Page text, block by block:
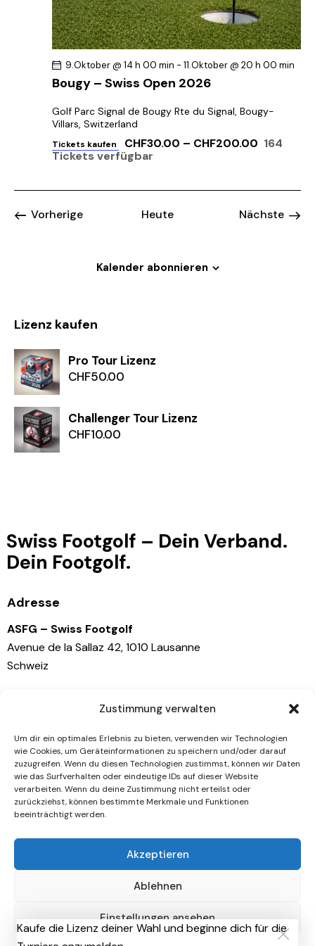
Zustimmung verwalten
Um dir ein optimales Erlebnis zu bieten, verwenden wir Technologien
wie Cookies, um Geräteinformationen zu speichern und/oder darauf
zuzugreifen. Wenn du diesen Technologien zustimmst, können wir Daten
wie das Surfverhalten oder eindeutige IDs auf dieser Website
verarbeiten. Wenn du deine Zustimmung nicht erteilst oder
zurückziehst, können bestimmte Merkmale und Funktionen
beeinträchtigt werden.
Akzeptieren
Ablehnen
Einstellungen ansehen
Bougy – Swiss Open 2026
9.Oktober @ 14 h 00 min - 11.Oktober @ 20 h 00 min
Golf Parc Signal de Bougy Rte du Signal, Bougy-
Villars, Switzerland
Tickets kaufen CHF30.00 – CHF200.00 164
Tickets verfügbar
VorherigeVeranstaltungen
Heute
Nächste
Kalender abonnieren
Lizenz kaufen
Pro Tour Lizenz
CHF50.00
Challenger Tour Lizenz
CHF10.00
Swiss Footgolf – Dein Verband.
Dein Footgolf.
Adresse
ASFG – Swiss Footgolf
Avenue de la Sallaz 42, 1010 Lausanne
Schweiz
Kontaktiere uns
+41 79 767 81 41
Socials
Facebook
Instagram
Kaufe die Lizenz deiner Wahl und beginne dich für die